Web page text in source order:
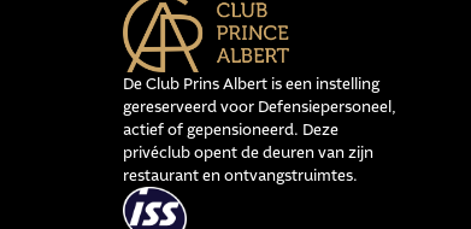
De Club Prins Albert is een instelling
gereserveerd voor Defensiepersoneel,
actief of gepensioneerd. Deze
privéclub opent de deuren van zijn
restaurant en ontvangstruimtes.